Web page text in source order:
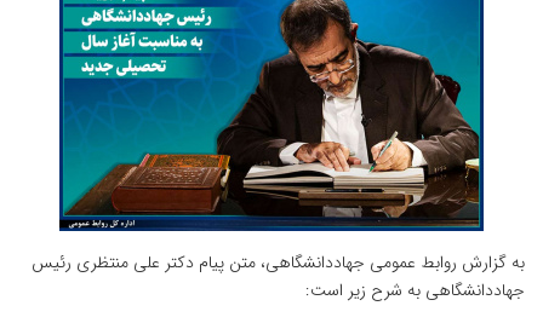
به گزارش روابط عمومی جهاددانشگاهی،‌ متن پیام دکتر علی منتظری رئیس
جهاددانشگاهی به شرح زیر است: